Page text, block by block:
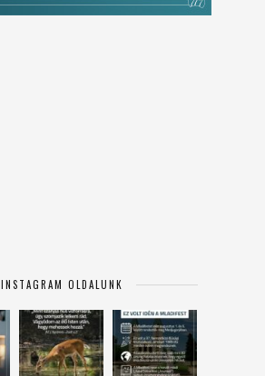
INSTAGRAM OLDALUNK